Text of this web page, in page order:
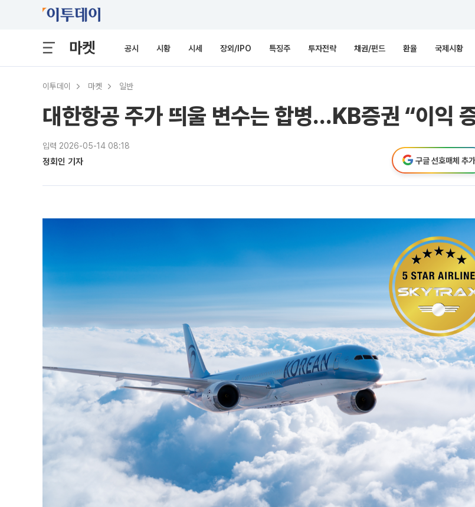
마켓 공시 시황 시세 장외/IPO 특징주 투자전략 채권/펀드 환율 국제시황
이투데이 마켓 일반
대한항공 주가 띄울 변수는 합병…KB증권 “이익
입력 2026-05-14 08:18
정회인 기자 구글 선호매체 추가